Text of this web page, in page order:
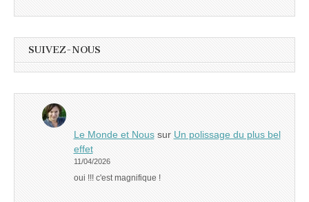
SUIVEZ-NOUS
Le Monde et Noussur Un polissage du plus bel
effet
11/04/2026
oui !!! c'est magnifique !